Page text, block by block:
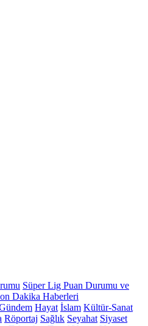
Süper Lig Puan Durumu ve
Dakika Haberleri
Hayat İslam Kültür-Sanat
Röportaj Sağlık Seyahat Siyaset